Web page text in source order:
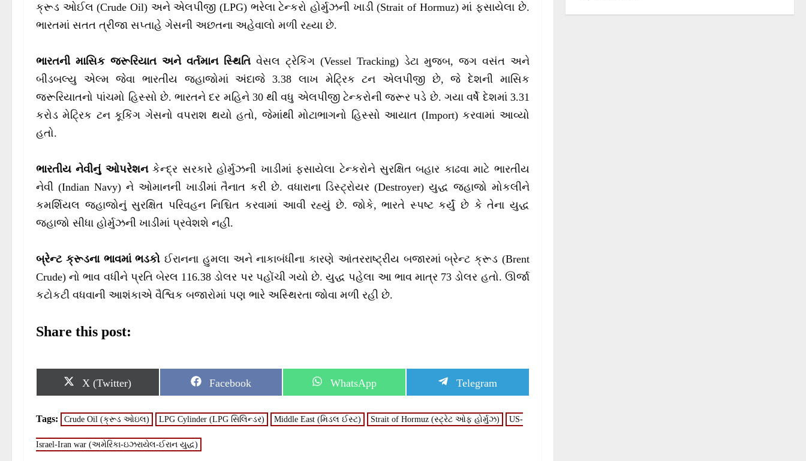
ક્રૂડ ઓઈલ (Crude Oil) અને એલપીજી (LPG) ભરેલા ટેન્કરો હોર્મુઝની ખાડી (Strait of Hormuz) માં ફસાયેલા છે.
ભારતમાં સતત ત્રીજા સપ્તાહે ગેસની અછતના અહેવાલો મળી રહ્યા છે.
ભારતની માસિક જરૂરિયાત અને વર્તમાન સ્થિતિવેસલ ટ્રેકિંગ (Vessel Tracking) ડેટા મુજબ, જગ વસંત અને
બીડબલ્યુ એલ્મ જેવા ભારતીય જહાજોમાં અંદાજે 3.38 લાખ મેટ્રિક ટન એલપીજી છે, જે દેશની માસિક
જરૂરિયાતનો પાંચમો હિસ્સો છે. ભારતને દર મહિને 30 થી વધુ એલપીજી ટેન્કરોની જરૂર પડે છે. ગયા વર્ષે દેશમાં 3.31
કરોડ મેટ્રિક ટન કૂકિંગ ગેસનો વપરાશ થયો હતો, જેમાંથી મોટાભાગનો હિસ્સો આયાત (Import) કરવામાં આવ્યો
હતો.
ભારતીય નેવીનું ઓપરેશનકેન્દ્ર સરકારે હોર્મુઝની ખાડીમાં ફસાયેલા ટેન્કરોને સુરક્ષિત બહાર કાઢવા માટે ભારતીય
નેવી (Indian Navy) ને ઓમાનની ખાડીમાં તૈનાત કરી છે. વધારાના ડિસ્ટ્રોયર (Destroyer) યુદ્ધ જહાજો મોકલીને
કમર્શિયલ જહાજોનું સુરક્ષિત પરિવહન નિશ્ચિત કરવામાં આવી રહ્યું છે. જોકે, ભારતે સ્પષ્ટ કર્યું છે કે તેના યુદ્ધ
જહાજો સીધા હોર્મુઝની ખાડીમાં પ્રવેશશે નહીં.
બ્રેન્ટ ક્રૂડના ભાવમાં ભડકો ઈરાનના હુમલા અને નાકાબંધીના કારણે આંતરરાષ્ટ્રીય બજારમાં બ્રેન્ટ ક્રૂડ (Brent
Crude) નો ભાવ વધીને પ્રતિ બેરલ 116.38 ડોલર પર પહોંચી ગયો છે. યુદ્ધ પહેલા આ ભાવ માત્ર 73 ડોલર હતો. ઊર્જા
કટોકટી વધવાની આશંકાએ વૈશ્વિક બજારોમાં પણ ભારે અસ્થિરતા જોવા મળી રહી છે.
Share this post:
S
r
e
n
X (Twitter)
S
r
e
Facebook
S
r
e
WhatsApp
S
r
e
Telegram
Tags: Crude Oil (ક્રૂડ ઓઇલ) LPG Cylinder (LPG સિલિન્ડર) Middle East (મિડલ ઈસ્ટ) Strait of Hormuz (સ્ટ્રેટ ઓફ હોર્મુઝ) US-
Israel-Iran war (અમેરિકા-ઇઝરાયેલ-ઈરાન યુદ્ધ)